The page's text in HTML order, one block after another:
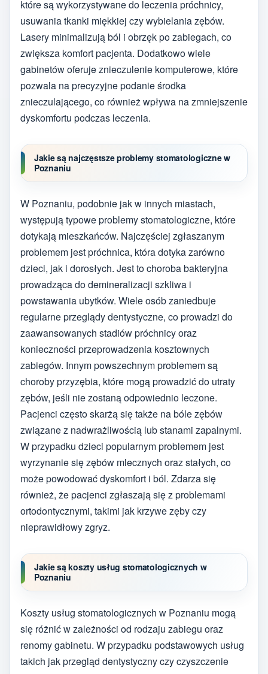
które są wykorzystywane do leczenia próchnicy,
usuwania tkanki miękkiej czy wybielania zębów.
Lasery minimalizują ból i obrzęk po zabiegach, co
zwiększa komfort pacjenta. Dodatkowo wiele
gabinetów oferuje znieczulenie komputerowe, które
pozwala na precyzyjne podanie środka
znieczulającego, co również wpływa na zmniejszenie
dyskomfortu podczas leczenia.
Jakie są najczęstsze problemy stomatologiczne w
Poznaniu
W Poznaniu, podobnie jak w innych miastach,
występują typowe problemy stomatologiczne, które
dotykają mieszkańców. Najczęściej zgłaszanym
problemem jest próchnica, która dotyka zarówno
dzieci, jak i dorosłych. Jest to choroba bakteryjna
prowadząca do demineralizacji szkliwa i
powstawania ubytków. Wiele osób zaniedbuje
regularne przeglądy dentystyczne, co prowadzi do
zaawansowanych stadiów próchnicy oraz
konieczności przeprowadzenia kosztownych
zabiegów. Innym powszechnym problemem są
choroby przyzębia, które mogą prowadzić do utraty
zębów, jeśli nie zostaną odpowiednio leczone.
Pacjenci często skarżą się także na bóle zębów
związane z nadwrażliwością lub stanami zapalnymi.
W przypadku dzieci popularnym problemem jest
wyrzynanie się zębów mlecznych oraz stałych, co
może powodować dyskomfort i ból. Zdarza się
również, że pacjenci zgłaszają się z problemami
ortodontycznymi, takimi jak krzywe zęby czy
nieprawidłowy zgryz.
Jakie są koszty usług stomatologicznych w
Poznaniu
Koszty usług stomatologicznych w Poznaniu mogą
się różnić w zależności od rodzaju zabiegu oraz
renomy gabinetu. W przypadku podstawowych usług
takich jak przegląd dentystyczny czy czyszczenie